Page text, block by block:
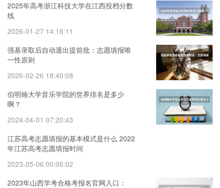
2025年高考浙江科技大学在江西投档分数
线
2026-01-27 14:16:11
强基录取后自动退出提前批：志愿填报唯
一性原则
2026-02-26 18:40:08
伯明翰大学音乐学院的世界排名是多少
啊？
2024-04-01 07:20:43
江苏高考志愿填报的基本模式是什么 2022
年江苏高考志愿填报时间
2023-05-06 00:06:02
2023年山西学考合格考报名官网入口：